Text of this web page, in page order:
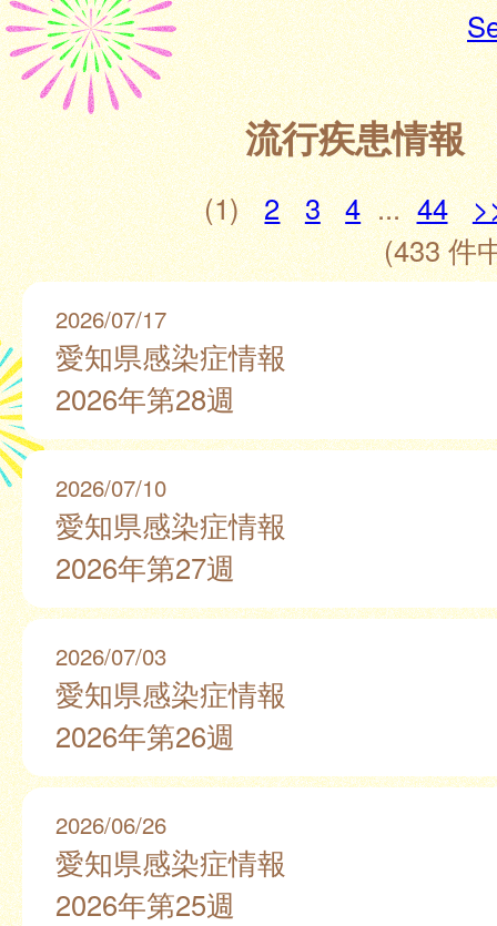
流行疾患情報
(1) 2 3 4 ... 44
(433 件
2026/07/17
愛知県感染症情報
2026年第28週
2026/07/10
愛知県感染症情報
2026年第27週
2026/07/03
愛知県感染症情報
2026年第26週
2026/06/26
愛知県感染症情報
2026年第25週